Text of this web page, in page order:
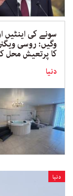
سونے کی اینٹیں
وگیں: روسی
کا پرتعیش محل
دنیا
دنیا